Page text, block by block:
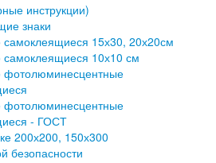
инструкции)
знаки
самоклеящиеся 15х30, 20х20см
самоклеящиеся 10х10 см
фотолюминесцентные
фотолюминесцентные
- ГОСТ
200х200, 150х300
безопасности